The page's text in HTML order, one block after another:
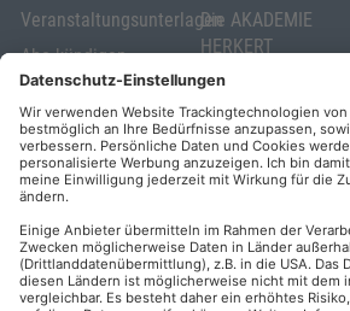
Veranstaltungsunterlagen
Abo kündigen
Widerrufsrecht
für Verbraucher
Elektronischer
Geschäftsverkehr
Die AKADEMIE
HERKERT
FORUM VERLAG
HERKERT
Kontakt